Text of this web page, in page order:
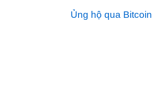
Ủng hộ qua Bitcoin